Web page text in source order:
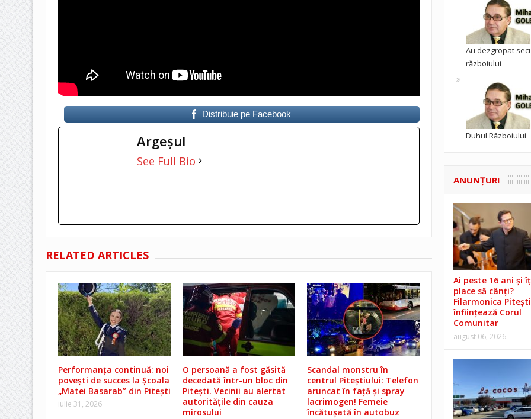
Distribuie pe Facebook
Argeşul
See Full Bio
RELATED ARTICLES
Performanța continuă: noi
povești de succes la Școala
„Matei Basarab” din Pitești
iulie 31, 2026
O persoană a fost găsită
decedată într-un bloc din
Pitești. Vecinii au alertat
autoritățile din cauza
mirosului
Scandal monstru în
centrul Piteștiului: Telefon
aruncat în față și spray
lacrimogen! Femeie
încătușată în autobuz
Au dezgropat
războiului
Duhul Războiului
ANUNŢURI
Ai peste 16 ani și
place să cânți?
Filarmonica Pitești
înființează Corul
Comunitar
august 06, 2026